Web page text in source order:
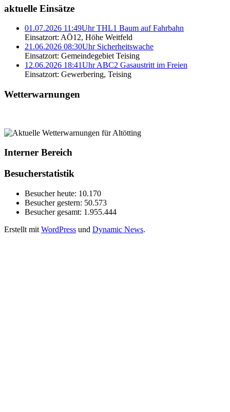
aktuelle Einsätze
01.07.2026 11:49Uhr THL1 Baum auf Fahrbahn
Einsatzort: AÖ12, Höhe Weitfeld
21.06.2026 08:30Uhr Sicherheitswache
Einsatzort: Gemeindegebiet Teising
12.06.2026 18:41Uhr ABC2 Gasaustritt im Freien
Einsatzort: Gewerbering, Teising
Wetterwarnungen
Interner Bereich
Besucherstatistik
Besucher heute: 10.170
Besucher gestern: 50.573
Besucher gesamt: 1.955.444
Erstellt mit WordPress und Dynamic News.